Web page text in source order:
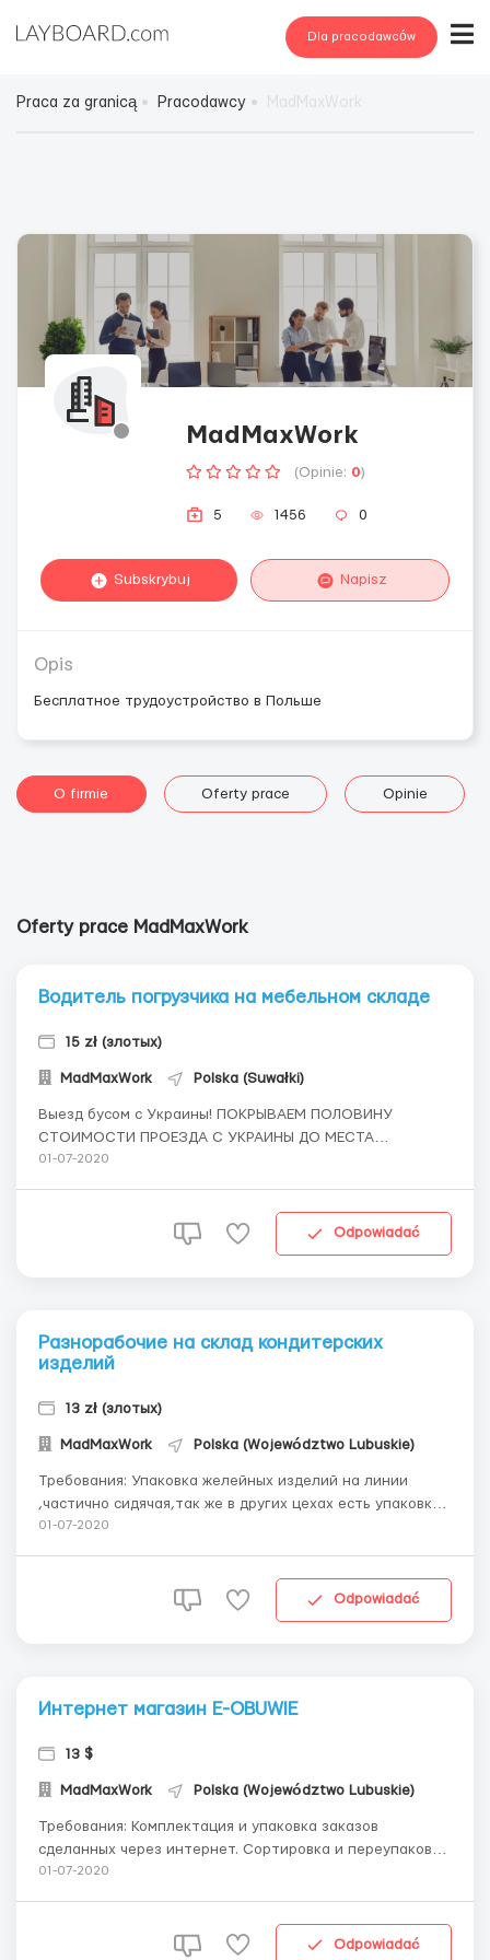
Dla pracodawców
Praca za granicą Pracodawcy
MadMaxWork
(Opinie: 0)
5 1456 0
Subskrybuj Napisz
Opis
Бесплатное трудоустройство в Польше
O firmie Oferty prace Opinie
Oferty prace MadMaxWork
Водитель погрузчика на мебельном складе
15 zł (злотых)
MadMaxWork Polska (Suwałki)
Выезд бусом с Украины! ПОКРЫВАЕМ ПОЛОВИНУ
СТОИМОСТИ ПРОЕЗДА С УКРАИНЫ ДО МЕСТА
ПРОХОЖДЕНИЯ КАРАНТИНА (кандидат платит 250
умение управлять транспортным средством
01-07-2020
Odpowiadać
Разнорабочие на склад кондитерских
изделий
13 zł (злотых)
MadMaxWork Polska (Województwo Lubuskie)
Требования: Упаковка желейных изделий на линии
,частично сидячая,так же в других цехах есть упаковка
медицинского пластыря и складирование упаковок на
12 часов 06:00 - 16:00 / 12:0...
01-07-2020
Odpowiadać
Интернет магазин E-OBUWIE
13 $
MadMaxWork Polska (Województwo Lubuskie)
Требования: Комплектация и упаковка заказов
сделанных через интернет. Сортировка и переупаковка
возвратного товара. Сканирование данных с товара
Робота в теплом ...
01-07-2020
Odpowiadać